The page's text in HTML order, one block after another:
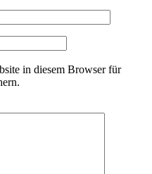
in diesem Browser für